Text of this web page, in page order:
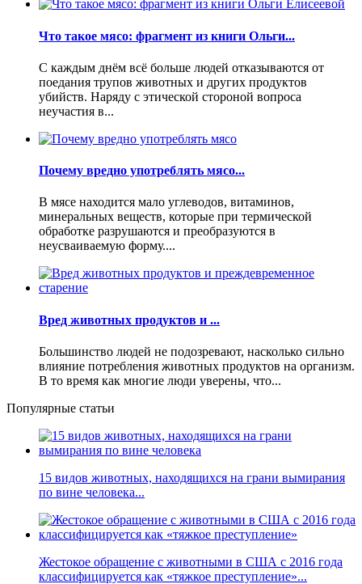
Что такое мясо: фрагмент из книги Ольги...
С каждым днём всё больше людей отказываются от
поедания трупов животных и других продуктов
убийств. Наряду с этической стороной вопроса
неучастия в...
Почему вредно употреблять мясо...
В мясе находится мало углеводов, витаминов,
минеральных веществ, которые при термической
обработке разрушаются и преобразуются в
неусваиваемую форму....
Вред животных продуктов и ...
Большинство людей не подозревают, насколько сильно
влияние потребления животных продуктов на организм.
В то время как многие люди уверены, что...
Популярные статьи
15 видов животных, находящихся на грани вымирания
по вине человека...
Жестокое обращение с животными в США с 2016 года
классифицируется как «тяжкое преступление»...